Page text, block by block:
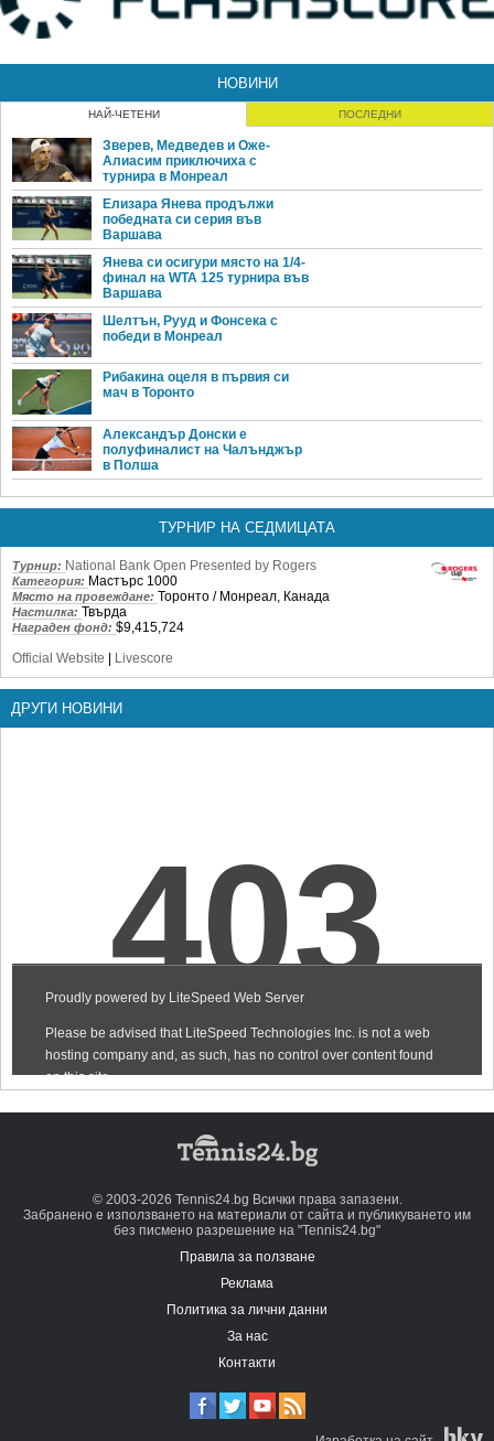
НОВИНИ
НАЙ-ЧЕТЕНИ ПОСЛЕДНИ
Зверев, Медведев и Оже-
Алиасим приключиха с
турнира в Монреал
Елизара Янева продължи
победната си серия във
Варшава
Янева си осигури място на 1/4-
финал на WTA 125 турнира във
Варшава
Шелтън, Рууд и Фонсека с
победи в Монреал
Рибакина оцеля в първия си
мач в Торонто
Александър Донски е
полуфиналист на Чалънджър
в Полша
ТУРНИР НА СЕДМИЦАТА
Турнир: National Bank Open Presented by Rogers
Категория: Мастърс 1000
Място на провеждане: Торонто / Монреал, Канада
Настилка: Твърда
Награден фонд: $9,415,724
Official Website | Livescore
ДРУГИ НОВИНИ
© 2003-2026 Tennis24.bg Всички права запазени.
Забранено е използването на материали от сайта и публикуването им
без писмено разрешение на "Tennis24.bg"
Правила за ползване
Реклама
Политика за лични данни
За нас
Контакти